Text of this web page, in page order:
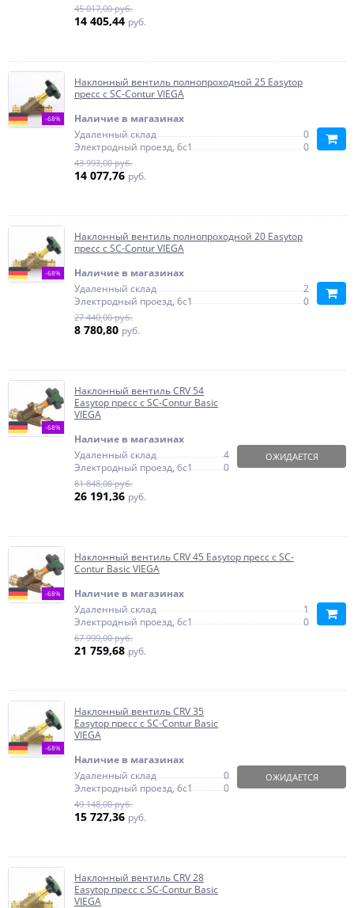
45 017,00 руб.
14 405,44 руб.
-68%
Наклонный вентиль полнопроходной 25 Easytop
пресс с SC-Contur VIEGA
Наличие в магазинах
Удаленный склад
0
Электродный проезд, 6с1
0
43 993,00 руб.
14 077,76 руб.
-68%
Наклонный вентиль полнопроходной 20 Easytop
пресс с SC-Contur VIEGA
Наличие в магазинах
Удаленный склад
2
Электродный проезд, 6с1
0
27 440,00 руб.
8 780,80 руб.
-68%
Наклонный вентиль CRV 54
Easytop пресс с SC-Contur Basic
VIEGA
Наличие в магазинах
Удаленный склад
4
Электродный проезд, 6с1
0
81 848,00 руб.
26 191,36 руб.
ОЖИДАЕТСЯ
-68%
Наклонный вентиль CRV 45 Easytop пресс с SC-
Contur Basic VIEGA
Наличие в магазинах
Удаленный склад
1
Электродный проезд, 6с1
0
67 999,00 руб.
21 759,68 руб.
-68%
Наклонный вентиль CRV 35
Easytop пресс с SC-Contur Basic
VIEGA
Наличие в магазинах
Удаленный склад
0
Электродный проезд, 6с1
0
49 148,00 руб.
15 727,36 руб.
ОЖИДАЕТСЯ
Наклонный вентиль CRV 28
Easytop пресс с SC-Contur Basic
VIEGA